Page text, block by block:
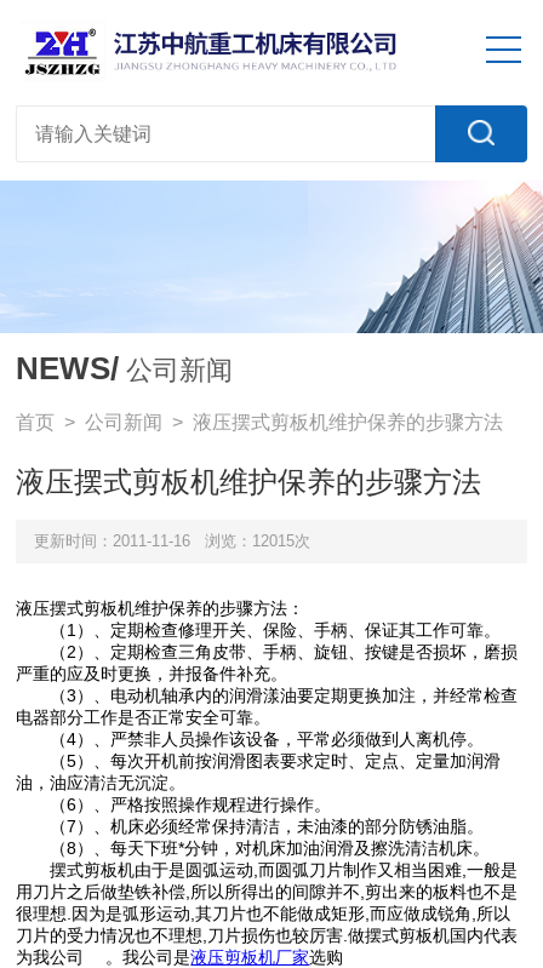
NEWS/ 公司新闻
首页 >公司新闻 > 液压摆式剪板机维护保养的步骤方法
液压摆式剪板机维护保养的步骤方法
更新时间：2011-11-16 浏览：12015次
液压摆式剪板机维护保养的步骤方法：
（1）、定期检查修理开关、保险、手柄、保证其工作可靠。
（2）、定期检查三角皮带、手柄、旋钮、按键是否损坏，磨损
严重的应及时更换，并报备件补充。
（3）、电动机轴承内的润滑漾油要定期更换加注，并经常检查
电器部分工作是否正常安全可靠。
（4）、严禁非人员操作该设备，平常必须做到人离机停。
（5）、每次开机前按润滑图表要求定时、定点、定量加润滑
油，油应清洁无沉淀。
（6）、严格按照操作规程进行操作。
（7）、机床必须经常保持清洁，未油漆的部分防锈油脂。
（8）、每天下班*分钟，对机床加油润滑及擦洗清洁机床。
摆式剪板机由于是圆弧运动,而圆弧刀片制作又相当困难,一般是
用刀片之后做垫铁补偿,所以所得出的间隙并不,剪出来的板料也不是
很理想.因为是弧形运动,其刀片也不能做成矩形,而应做成锐角,所以
刀片的受力情况也不理想,刀片损伤也较厉害.做摆式剪板机国内代表
为我公司 。我公司是液压剪板机厂家选购